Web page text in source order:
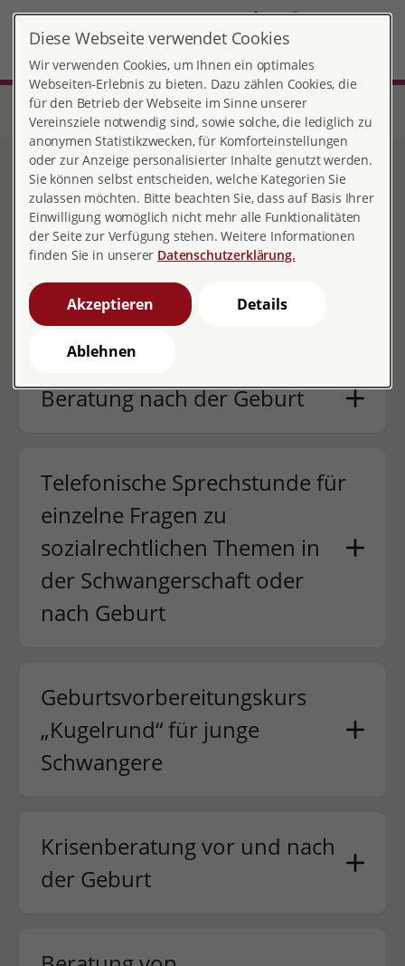
DE
Start Baden-Württemberg
Beratungsstelle Singen
Unsere Angebote
Schwangerschaft und Geburt
Schwangerschaft und
Geburt
Schwangerschaftsberatung
Beratung nach der Geburt
Telefonische Sprechstunde für
einzelne Fragen zu
sozialrechtlichen Themen in
der Schwangerschaft oder
nach Geburt
Geburtsvorbereitungskurs
„Kugelrund“ für junge
Schwangere
Krisenberatung vor und nach
der Geburt
Diese Webseite verwendet Cookies
Wir verwenden Cookies, um Ihnen ein optimales
Webseiten-Erlebnis zu bieten. Dazu zählen Cookies, die
für den Betrieb der Webseite im Sinne unserer
Vereinsziele notwendig sind, sowie solche, die lediglich zu
anonymen Statistikzwecken, für Komforteinstellungen
oder zur Anzeige personalisierter Inhalte genutzt werden.
Sie können selbst entscheiden, welche Kategorien Sie
zulassen möchten. Bitte beachten Sie, dass auf Basis Ihrer
Einwilligung womöglich nicht mehr alle Funktionalitäten
der Seite zur Verfügung stehen. Weitere Informationen
finden Sie in unserer Datenschutzerklärung.
Akzeptieren Details
Ablehnen